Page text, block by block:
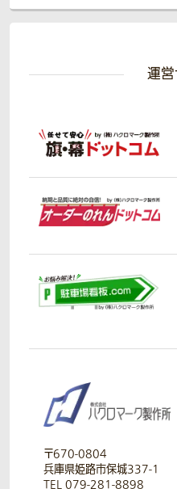
運営
〒670-0804
兵庫県姫路市保城337-1
TEL 079-281-8898